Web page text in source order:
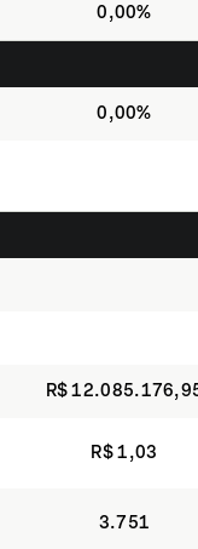
0,00%
0,00%
R$
R$ 1,03
3.751